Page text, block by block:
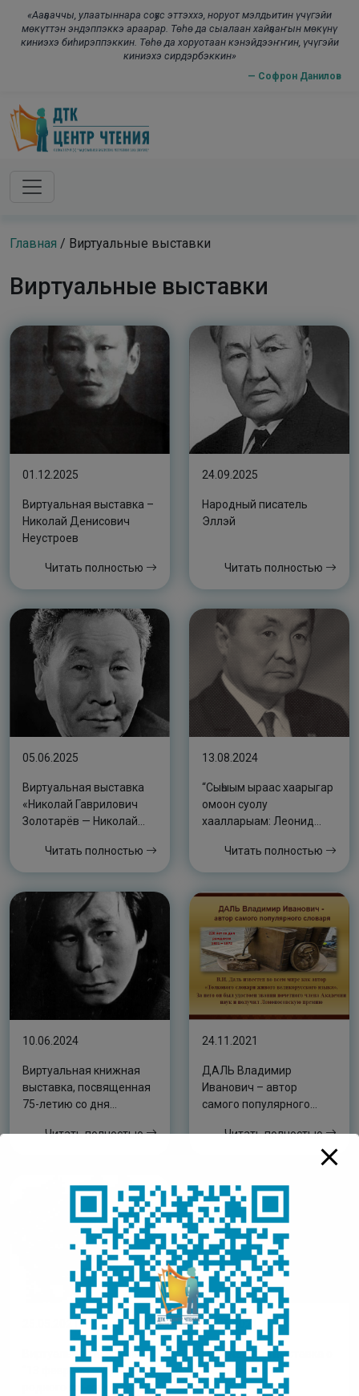
«Ааҕааччы, улаатыннара соҕус эттэххэ, норуот мэлдьитин үчүгэйи
мөкүттэн эндэппэккэ араарар. Төһө да сыалаан хайҕааҥын мөкүнү
киниэхэ биһирэппэккин. Төһө да хоруотаан кэнэйдээҥҥин, үчүгэйи
киниэхэ сирдэрбэккин»
— Софрон Данилов
Skip to main content
Главная / Виртуальные выставки
Виртуальные выставки
01.12.2025
Виртуальная выставка –
Николай Денисович
Неустроев
Читать полностью
24.09.2025
Народный писатель
Эллэй
Читать полностью
05.06.2025
Виртуальная выставка
«Николай Гаврилович
Золотарёв — Николай
норуодунай
суруйааччыта»
Читать полностью
13.08.2024
“Сыһыым ыраас хаарыгар
омоон суолу
хаалларыам: Леонид
лет со дня рождения
ЛЕОНИДА АНДРЕЕВИЧА
народного поэта Якутии
Читать полностью
10.06.2024
Виртуальная книжная
выставка, посвященная
75-летию со дня
Курилова
Читать полностью
24.11.2021
ДАЛЬ Владимир
Иванович – автор
самого популярного
Читать полностью
25.05.2021
Виртуальная выставка
“13 февраля – День
25.05.2021
Виртуальная выставка о
письменности